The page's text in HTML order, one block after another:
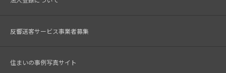
反響送客サービス事業者募集
住まいの事例写真サイト